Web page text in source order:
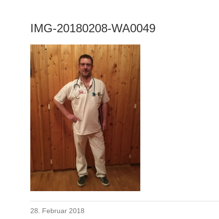
IMG-20180208-WA0049
28. Februar 2018